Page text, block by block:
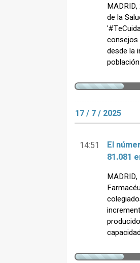
de la
consejos
desde la
población.
17 / 7 / 2025
14:51
El
81.081